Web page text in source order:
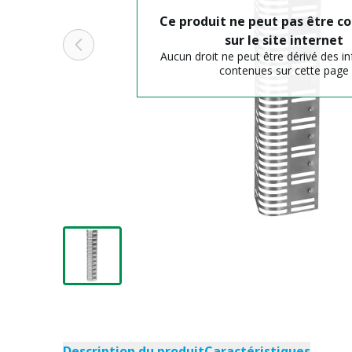
Ce produit ne peut pas être
sur le site internet
Aucun droit ne peut être dérivé des
contenues sur cette page